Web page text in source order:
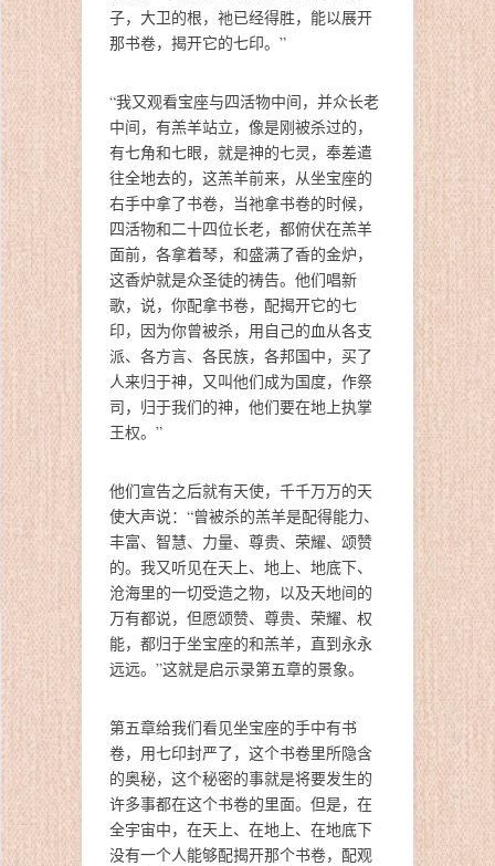
子，大卫的根，祂已经得胜，能以展开
那书卷，揭开它的七印。”
“我又观看宝座与四活物中间，并众长老
中间，有羔羊站立，像是刚被杀过的，
有七角和七眼，就是神的七灵，奉差遣
往全地去的，这羔羊前来，从坐宝座的
右手中拿了书卷，当祂拿书卷的时候，
四活物和二十四位长老，都俯伏在羔羊
面前，各拿着琴，和盛满了香的金炉，
这香炉就是众圣徒的祷告。他们唱新
歌，说，你配拿书卷，配揭开它的七
印，因为你曾被杀，用自己的血从各支
派、各方言、各民族，各邦国中，买了
人来归于神，又叫他们成为国度，作祭
司，归于我们的神，他们要在地上执掌
王权。”
他们宣告之后就有天使，千千万万的天
使大声说：“曾被杀的羔羊是配得能力、
丰富、智慧、力量、尊贵、荣耀、颂赞
的。我又听见在天上、地上、地底下、
沧海里的一切受造之物，以及天地间的
万有都说，但愿颂赞、尊贵、荣耀、权
能，都归于坐宝座的和羔羊，直到永永
远远。”这就是启示录第五章的景象。
第五章给我们看见坐宝座的手中有书
卷，用七印封严了，这个书卷里所隐含
的奥秘，这个秘密的事就是将要发生的
许多事都在这个书卷的里面。但是，在
全宇宙中，在天上、在地上、在地底下
没有一个人能够配揭开那个书卷，配观